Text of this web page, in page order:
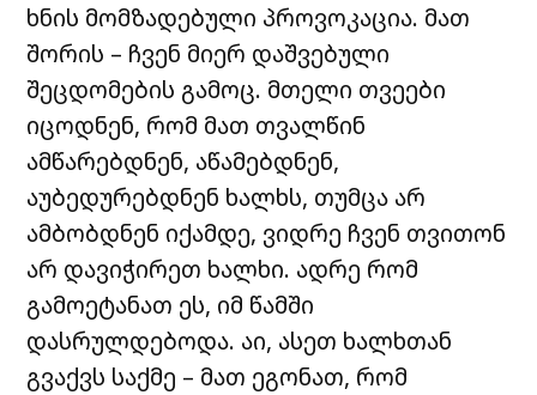
ხნის მომზადებული პროვოკაცია. მათ
შორის – ჩვენ მიერ დაშვებული
შეცდომების გამოც. მთელი თვეები
იცოდნენ, რომ მათ თვალწინ
ამწარებდნენ, აწამებდნენ,
აუბედურებდნენ ხალხს, თუმცა არ
ამბობდნენ იქამდე, ვიდრე ჩვენ თვითონ
არ დავიჭირეთ ხალხი. ადრე რომ
გამოეტანათ ეს, იმ წამში
დასრულდებოდა. აი, ასეთ ხალხთან
გვაქვს საქმე – მათ ეგონათ, რომ